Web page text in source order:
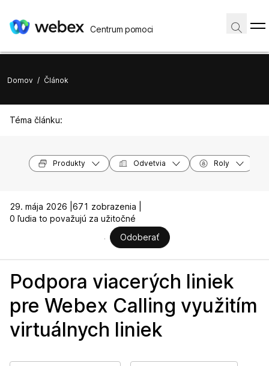
Centrum pomoci
Domov / Článok
Téma článku:
Produkty Odvetvia Roly
29. mája 2026 | 671 zobrazenia |
0 ľudia to považujú za užitočné
Odoberať
Podpora viacerých liniek
pre Webex Calling využitím
virtuálnych liniek